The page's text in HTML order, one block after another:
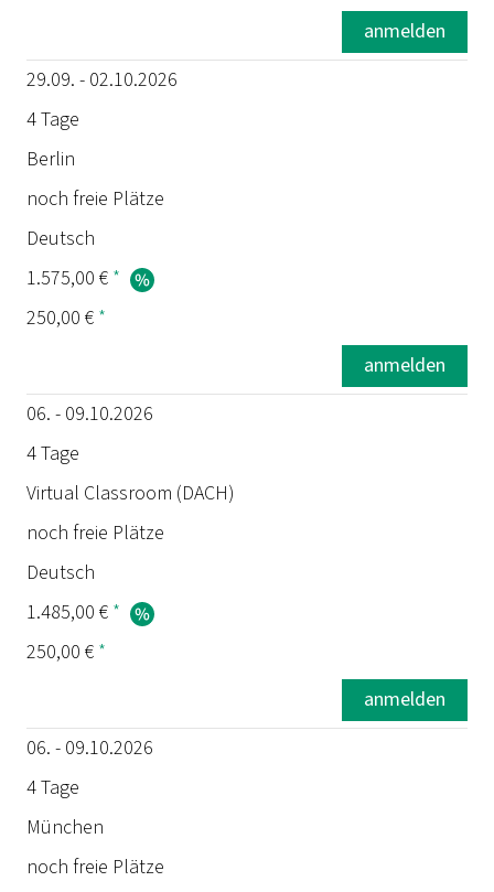
anmelden
29.09. - 02.10.2026
4 Tage
Berlin
noch freie Plätze
Deutsch
1.575,00 € *
250,00 € *
anmelden
06. - 09.10.2026
4 Tage
Virtual Classroom (DACH)
noch freie Plätze
Deutsch
1.485,00 € *
250,00 € *
anmelden
06. - 09.10.2026
4 Tage
München
noch freie Plätze